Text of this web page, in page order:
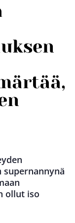
ollut iso